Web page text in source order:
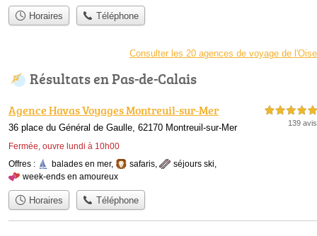
Horaires Téléphone
Consulter les 20 agences de voyage de l'Oise
Résultats en Pas-de-Calais
Agence Havas Voyages Montreuil-sur-Mer
36 place du Général de Gaulle, 62170 Montreuil-sur-Mer
Fermée, ouvre lundi à 10h00
5,0 étoiles sur 5
139 avis
Offres : balades en mer, safaris, séjours ski,
week-ends en amoureux
Horaires Téléphone